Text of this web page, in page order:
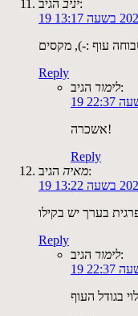
יניבהגיב:
Reply
לימורהגיב:
אשכרה!
Reply
מאיההגיב:
Reply
לימורהגיב: